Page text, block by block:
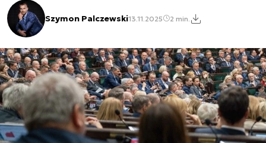
Szymon Palczewski13.11.2025 2 min.